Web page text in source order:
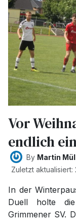
Vor
endlich
By Martin
Zuletzt aktualisiert:
In der
Duell holte
Grimmener SV.